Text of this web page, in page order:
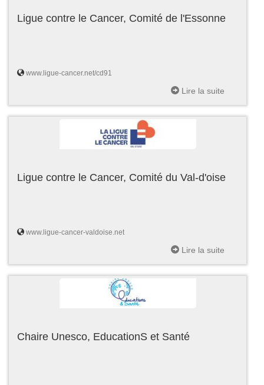
Ligue contre le Cancer, Comité de l'Essonne
www.ligue-cancer.net/cd91
Lire la suite
Ligue contre le Cancer, Comité du Val-d'oise
www.ligue-cancer-valdoise.net
Lire la suite
Chaire Unesco, EducationS et Santé